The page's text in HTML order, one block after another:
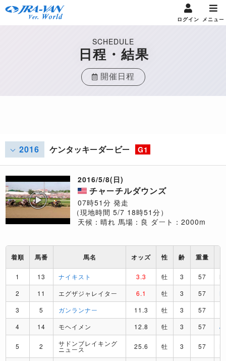
ログイン メニュー
SCHEDULE
日程・結果
開催日程
2016 ケンタッキーダービー G1
2016/5/8(日)
チャーチルダウンズ
07時51分 発走
（現地時間 5/7 18時51分）
天候：晴れ 馬場：良 ダート：2000m
着順 馬番 馬名 オッズ 性 齢 重量
1 13 ナイキスト 3.3 牡 3 57
2
11 エグザジャレイター 6.1 牡 3 57
3
5 ガンランナー 11.3 牡 3 57
4
14 モヘイメン 12.8 牡 3 57 J
5 2 サドンブレイキング
ニュース 25.6 牡 3 57